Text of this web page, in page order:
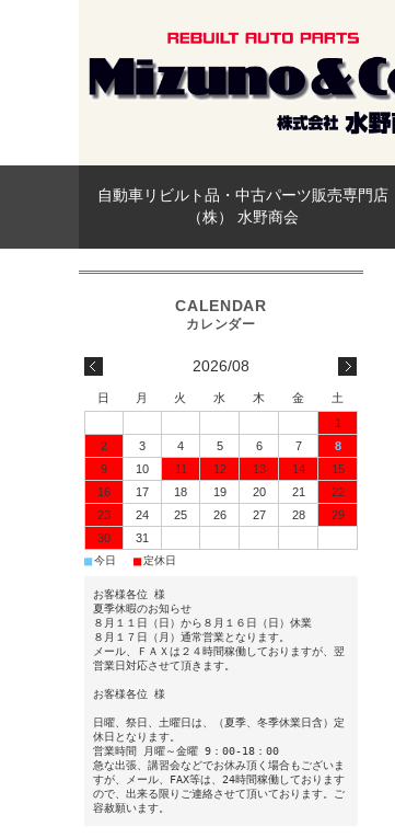
自動車リビルト品・中古パーツ販売専門店
（株） 水野商会
2026/08
日 月 火 水 木 金
土
1
2
3 4 5 6 7
8
9
10 11 12 13 14
15
16
17 18 19 20 21
22
23
24 25 26 27 28
29
30
31
■今日 ■定休日
お客様各位 様
夏季休暇のお知らせ
８月１１日（日）から８月１６日（日）休業
８月１７日（月）通常営業となります。
メール、ＦＡＸは２４時間稼働しておりますが、翌
営業日対応させて頂きます。
お客様各位 様
日曜、祭日、土曜日は、（夏季、冬季休業日含）定
休日となります。
営業時間 月曜～金曜 9：00-18：00
急な出張、講習会などでお休み頂く場合もございま
すが、メール、FAX等は、24時間稼働しております
ので、出来る限りご連絡させて頂いております。ご
容赦願います。